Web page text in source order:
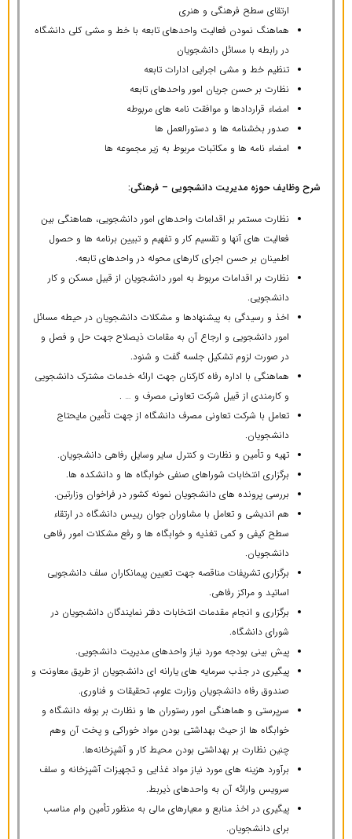
ارتقای سطح فرهنگی و هنری
هماهنگ نمودن فعالیت واحدهای تابعه با خط و مشی کلی دانشگاه
در رابطه با مسائل دانشجویان
تنظیم خط و مشی اجرایی ادارات تابعه
نظارت بر حسن جریان امور واحدهای تابعه
امضاء قراردادها و موافقت نامه های مربوطه
صدور بخشنامه ها و دستورالعمل ها
امضاء نامه ها و مکاتبات مربوط به زیر مجموعه ها
شرح وظایف حوزه مدیریت دانشجویی – فرهنگی:
نظارت مستمر بر اقدامات واحدهای امور دانشجویی، هماهنگی بین
فعالیت های آنها و تقسیم کار و تفهیم و تبیین برنامه ها و حصول
اطمینان بر حسن اجرای کارهای محوله در واحدهای تابعه.
نظارت بر اقدامات مربوط به امور دانشجویان از قبیل مسکن و کار
دانشجویی.
اخذ و رسیدگی به پیشنهادها و مشکلات دانشجویان در حیطه مسائل
امور دانشجویی و ارجاع آن به مقامات ذیصلاح جهت حل و فصل و
در صورت لزوم تشکیل جلسه گفت و شنود.
هماهنگی با اداره رفاه کارکنان جهت ارائه خدمات مشترک دانشجویی
و کارمندی از قبیل شرکت تعاونی مصرف و … .
تعامل با شرکت تعاونی مصرف دانشگاه از جهت تأمین مایحتاج
دانشجویان.
تهیه و تأمین و نظارت و کنترل سایر وسایل رفاهی دانشجویان.
برگزاری انتخابات شوراهای صنفی خوابگاه ها و دانشکده ها.
بررسی پرونده های دانشجویان نمونه کشور در فراخوان وزارتین.
هم اندیشی و تعامل با مشاوران جوان رییس دانشگاه در ارتقاء
سطح کیفی و کمی تغذیه و خوابگاه ها و رفع مشکلات امور رفاهی
دانشجویان.
برگزاری تشریفات مناقصه جهت تعیین پیمانکاران سلف دانشجویی
اساتید و مراکز رفاهی.
برگزاری و انجام مقدمات انتخابات دفتر نمایندگان دانشجویان در
شورای دانشگاه.
پیش بینی بودجه مورد نیاز واحدهای مدیریت دانشجویی.
پیگیری در جذب سرمایه های یارانه ای دانشجویان از طریق معاونت و
صندوق رفاه دانشجویان وزارت علوم، تحقیقات و فناوری.
سرپرستی و هماهنگی امور رستوران ها و نظارت بر بوفه دانشگاه و
خوابگاه ها از حیث بهداشتی بودن مواد خوراکی و پخت آن وهم
چنین نظارت بر بهداشتی بودن محیط کار و آشپزخانه‌ها.
برآورد هزینه های مورد نیاز مواد غذایی و تجهیزات آشپزخانه و سلف
سرویس وارائه آن به واحدهای ذیربط.
پیگیری در اخذ منابع و معیارهای مالی به منظور تأمین وام مناسب
برای دانشجویان.